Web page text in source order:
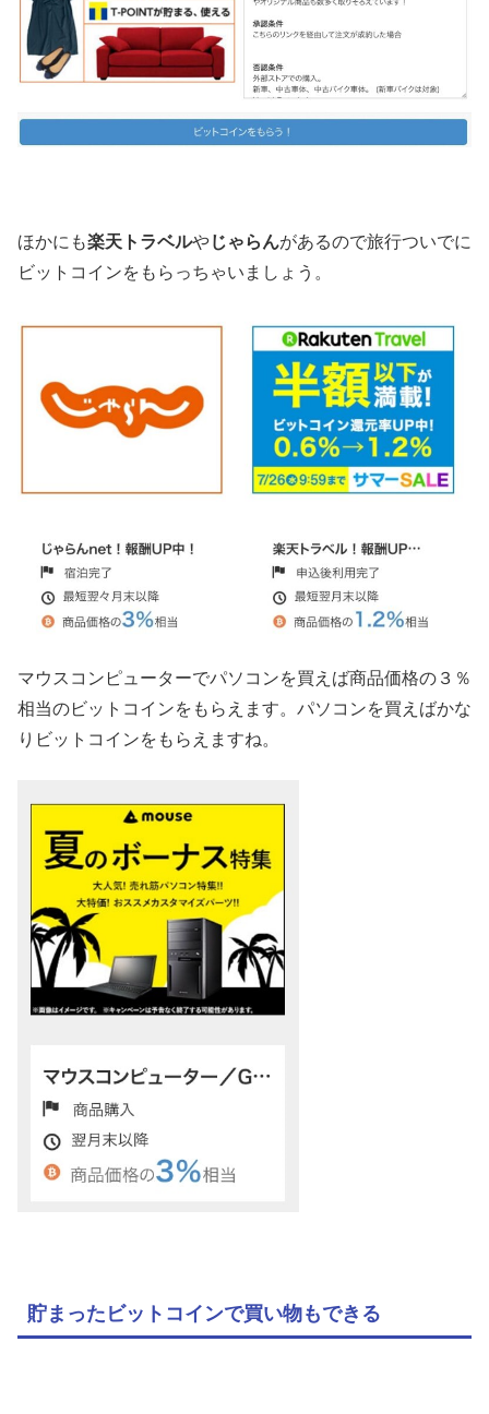
ほかにも楽天トラベルやじゃらんがあるので旅行ついでに
ビットコインをもらっちゃいましょう。
マウスコンピューターでパソコンを買えば商品価格の３％
相当のビットコインをもらえます。パソコンを買えばかな
りビットコインをもらえますね。
貯まったビットコインで買い物もできる